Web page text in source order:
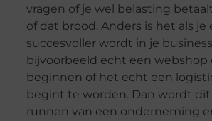
vragen of je wel belasting
of dat brood. Anders is het als je
succesvoller wordt in je
bijvoorbeeld echt een webshop
beginnen of het echt een
begint te worden. Dan wordt
runnen van een onderneming